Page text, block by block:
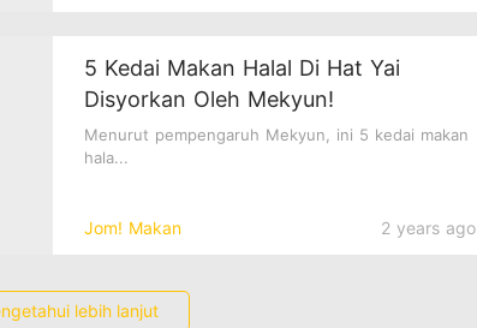
Jom! Makan 2 years ago
5 Kedai Makan Halal Di Hat Yai
Disyorkan Oleh Mekyun!
Menurut pempengaruh Mekyun, ini 5 kedai makan
hala...
lebih lanjut